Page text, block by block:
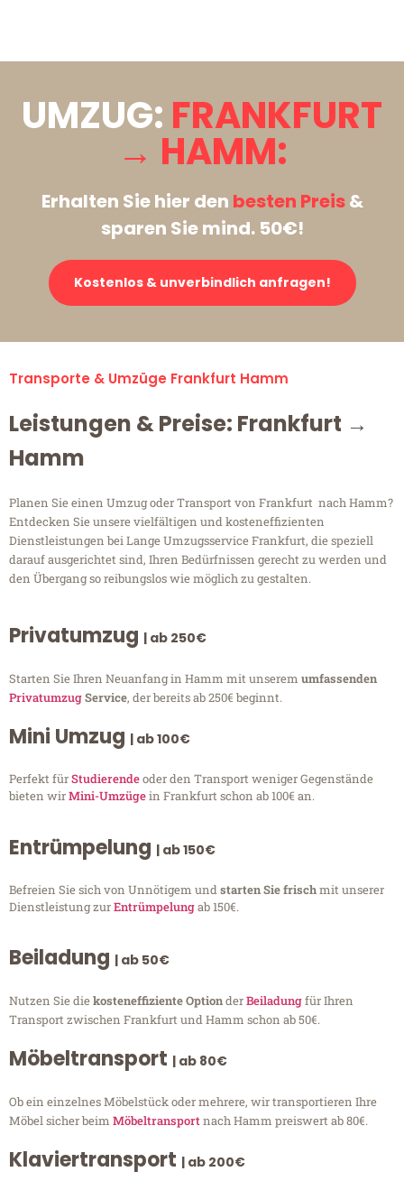
UMZUG: FRANKFURT
→ HAMM:
Erhalten Sie hier den besten Preis&
sparen Sie mind. 50€!
Kostenlos & unverbindlich anfragen!
Transporte & Umzüge Frankfurt Hamm
Leistungen & Preise: Frankfurt →
Hamm
Planen Sie einen Umzug oder Transport von Frankfurt nach Hamm?
Entdecken Sie unsere vielfältigen und kosteneffizienten
Dienstleistungen bei Lange Umzugsservice Frankfurt, die speziell
darauf ausgerichtet sind, Ihren Bedürfnissen gerecht zu werden und
den Übergang so reibungslos wie möglich zu gestalten.
Privatumzug | ab 250€
Starten Sie Ihren Neuanfang in Hamm mit unserem umfassenden
PrivatumzugService, der bereits ab 250€ beginnt.
Mini Umzug | ab 100€
Perfekt fürStudierendeoder den Transport weniger Gegenstände
bieten wirMini-Umzügein Frankfurt schon ab 100€ an.
Entrümpelung | ab 150€
Befreien Sie sich von Unnötigem undstarten Sie frischmit unserer
Dienstleistung zurEntrümpelungab 150€.
Beiladung | ab 50€
Nutzen Sie diekosteneffiziente OptionderBeiladungfür Ihren
Transport zwischen Frankfurt und Hamm schon ab 50€.
Möbeltransport | ab 80€
Ob ein einzelnes Möbelstück oder mehrere, wir transportieren Ihre
Möbel sicher beim Möbeltransportnach Hamm preiswert ab 80€.
Klaviertransport | ab 200€